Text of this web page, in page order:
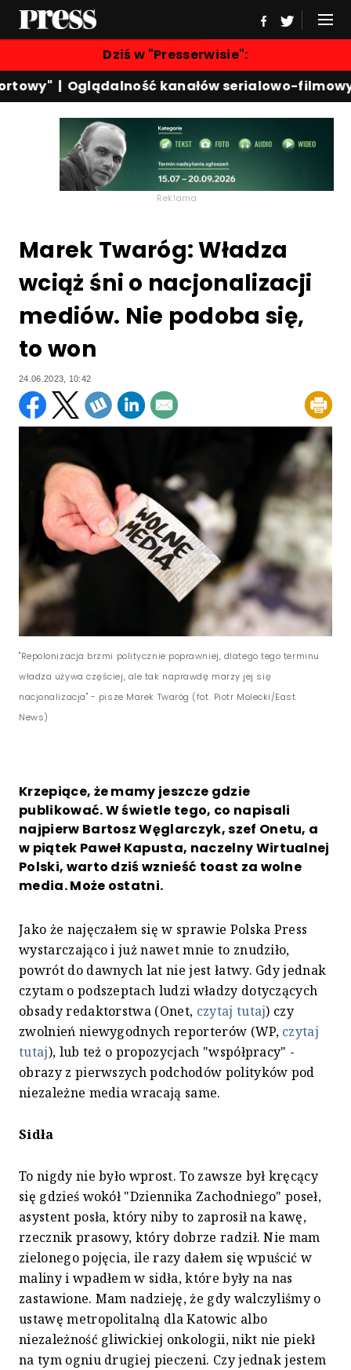
Dziś w "Presserwisie":
|Oglądalność kanałów serialowo-
Reklama
Marek Twaróg: Władza
wciąż śni o nacjonalizacji
mediów. Nie podoba się,
to won
24.06.2023, 10:42
"Repolonizacja brzmi politycznie poprawniej, dlatego tego terminu
władza używa częściej, ale tak naprawdę marzy jej się
nacjonalizacja" - pisze Marek Twaróg (fot. Piotr Molecki/East
News)
Krzepiące, że mamy jeszcze gdzie
publikować. W świetle tego, co napisali
najpierw Bartosz Węglarczyk, szef Onetu, a
w piątek Paweł Kapusta, naczelny Wirtualnej
Polski, warto dziś wznieść toast za wolne
media. Może ostatni.
Jako że najęczałem się w sprawie Polska Press
wystarczająco i już nawet mnie to znudziło,
powrót do dawnych lat nie jest łatwy. Gdy jednak
czytam o podszeptach ludzi władzy dotyczących
obsady redaktorstwa (Onet, czytaj tutaj) czy
zwolnień niewygodnych reporterów (WP, czytaj
tutaj), lub też o propozycjach "współpracy" -
obrazy z pierwszych podchodów polityków pod
niezależne media wracają same.
Sidła
To nigdy nie było wprost. To zawsze był kręcący
się gdzieś wokół "Dziennika Zachodniego" poseł,
asystent posła, który niby to zaprosił na kawę,
rzecznik prasowy, który dobrze radził. Nie mam
zielonego pojęcia, ile razy dałem się wpuścić w
maliny i wpadłem w sidła, które były na nas
zastawione. Mam nadzieję, że gdy walczyliśmy o
ustawę metropolitalną dla Katowic albo
niezależność gliwickiej onkologii, nikt nie piekł
na tym ogniu drugiej pieczeni. Czy jednak jestem